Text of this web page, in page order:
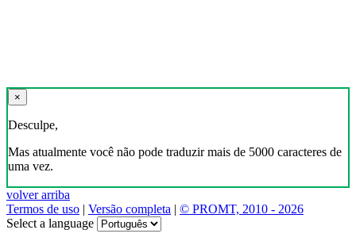
×
Desculpe,
Mas atualmente você não pode traduzir mais de 5000 caracteres de
uma vez.
volver arriba
Termos de uso | Versão completa | © PROMT, 2010 - 2026
Select a language